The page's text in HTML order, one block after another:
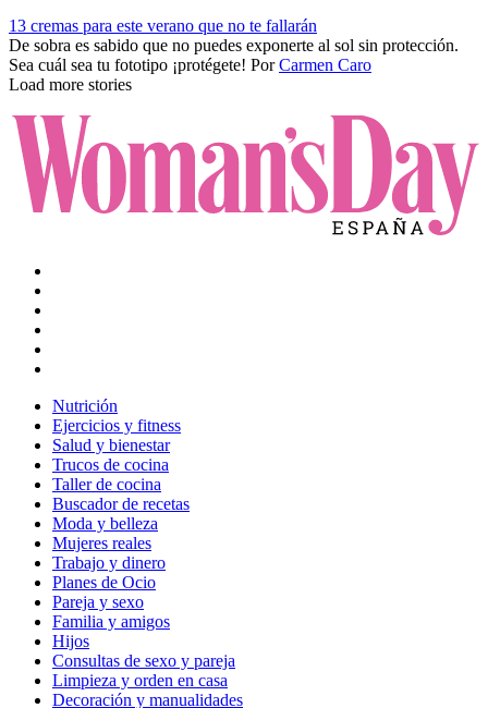
13 cremas para este verano que no te fallarán
De sobra es sabido que no puedes exponerte al sol sin protección.
Sea cuál sea tu fototipo ¡protégete! PorCarmen Caro
Load more stories
Nutrición
Ejercicios y fitness
Salud y bienestar
Trucos de cocina
Taller de cocina
Buscador de recetas
Moda y belleza
Mujeres reales
Trabajo y dinero
Planes de Ocio
Pareja y sexo
Familia y amigos
Hijos
Consultas de sexo y pareja
Limpieza y orden en casa
Decoración y manualidades